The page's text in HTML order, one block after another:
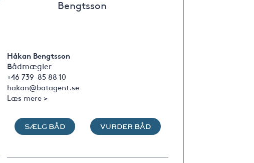
Håkan Bengtsson
Bådmægler
+46 739-85 88 10
hakan@batagent.se
Læs mere >
SÆLG BÅD VURDER BÅD